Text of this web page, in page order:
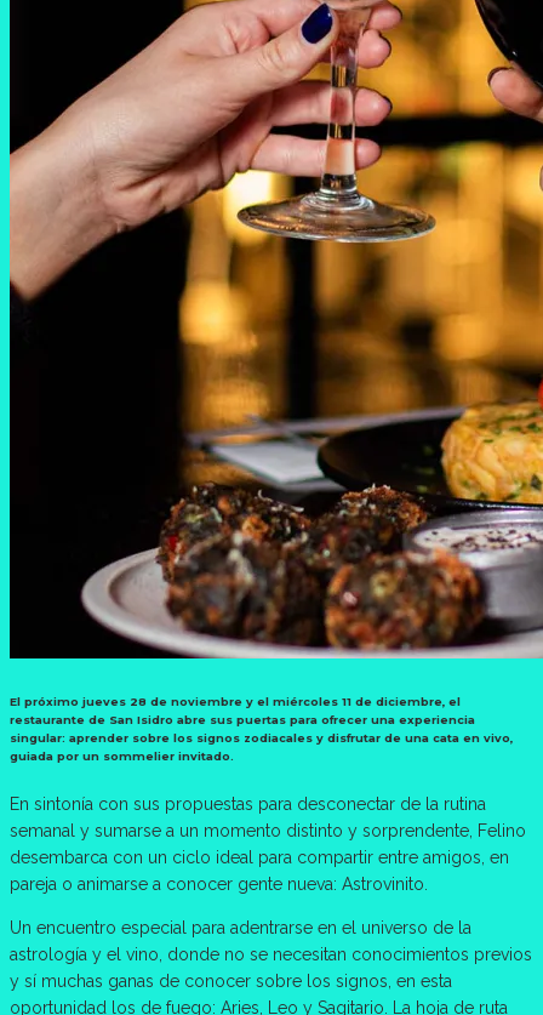
El próximo jueves 28 de noviembre y el miércoles 11 de diciembre, el
restaurante de San Isidro abre sus puertas para ofrecer una experiencia
singular: aprender sobre los signos zodiacales y disfrutar de una cata en vivo,
guiada por un sommelier invitado.
En sintonía con sus propuestas para desconectar de la rutina
semanal y sumarse a un momento distinto y sorprendente, Felino
desembarca con un ciclo ideal para compartir entre amigos, en
pareja o animarse a conocer gente nueva: Astrovinito.
Un encuentro especial para adentrarse en el universo de la
astrología y el vino, donde no se necesitan conocimientos previos
y sí muchas ganas de conocer sobre los signos, en esta
oportunidad los de fuego: Aries, Leo y Sagitario. La hoja de ruta